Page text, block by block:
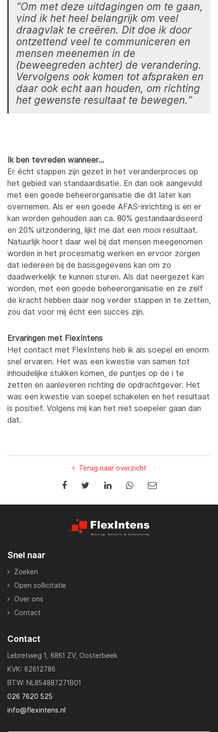
“Om met deze uitdagingen om te gaan,
vind ik het heel belangrijk om veel
draagvlak te creëren. Dit doe ik door
ontzettend veel te communiceren en
mensen meenemen in de
(beweegreden achter) de verandering.
Vervolgens ook komen tot afspraken en
daar ook echt aan houden, om richting
het gewenste resultaat te bewegen.”
Ik ben tevreden wanneer…
Er écht stappen zijn gezet in het veranderproces op
het gebied van standaardisatie. En dan ook aangevuld
met een goede beheerorganisatie die dit later kan
overnemen. Als er een goede AFAS-inrichting is en er
kan worden gehouden aan ca. 80% gestandaardiseerd
en 20% uitzondering, lijkt me dat een mooi resultaat.
Natuurlijk hoort daar wel bij dat mensen meegenomen
worden in het procesmatig werken en ervoor zorgen
dat iedereen bij de basisgegevens kan om zo
daadwerkelijk te kunnen sturen. Als dat neergezet kan
worden, met een goede beheerorganisatie en ze zelf
de kracht hebben daar nog verder stappen in te zetten,
zou dat voor mij écht een succes zijn.
Ervaringen met FlexIntens
Het contact met FlexIntens heb ik als soepel en enorm
snel ervaren. Het was een kwestie van samen tot
inhoudelijke stukken komen, de puntjes op de i te
zetten en aanleveren richting de opdrachtgever. Het
was een kwestie van soepel schakelen en het resultaat
is positief. Volgens mij kan het niet soepeler gaan dan
dat.
Terug naar overzicht
Snel naar
Zoeken
Open sollicitatie
Over ons
Contact
Contact
Lebretweg 1, 6861 ZV, Oosterbeek
KVK: 62612786
BTW: NL854887271B01
026 7620 525
info@flexintens.nl